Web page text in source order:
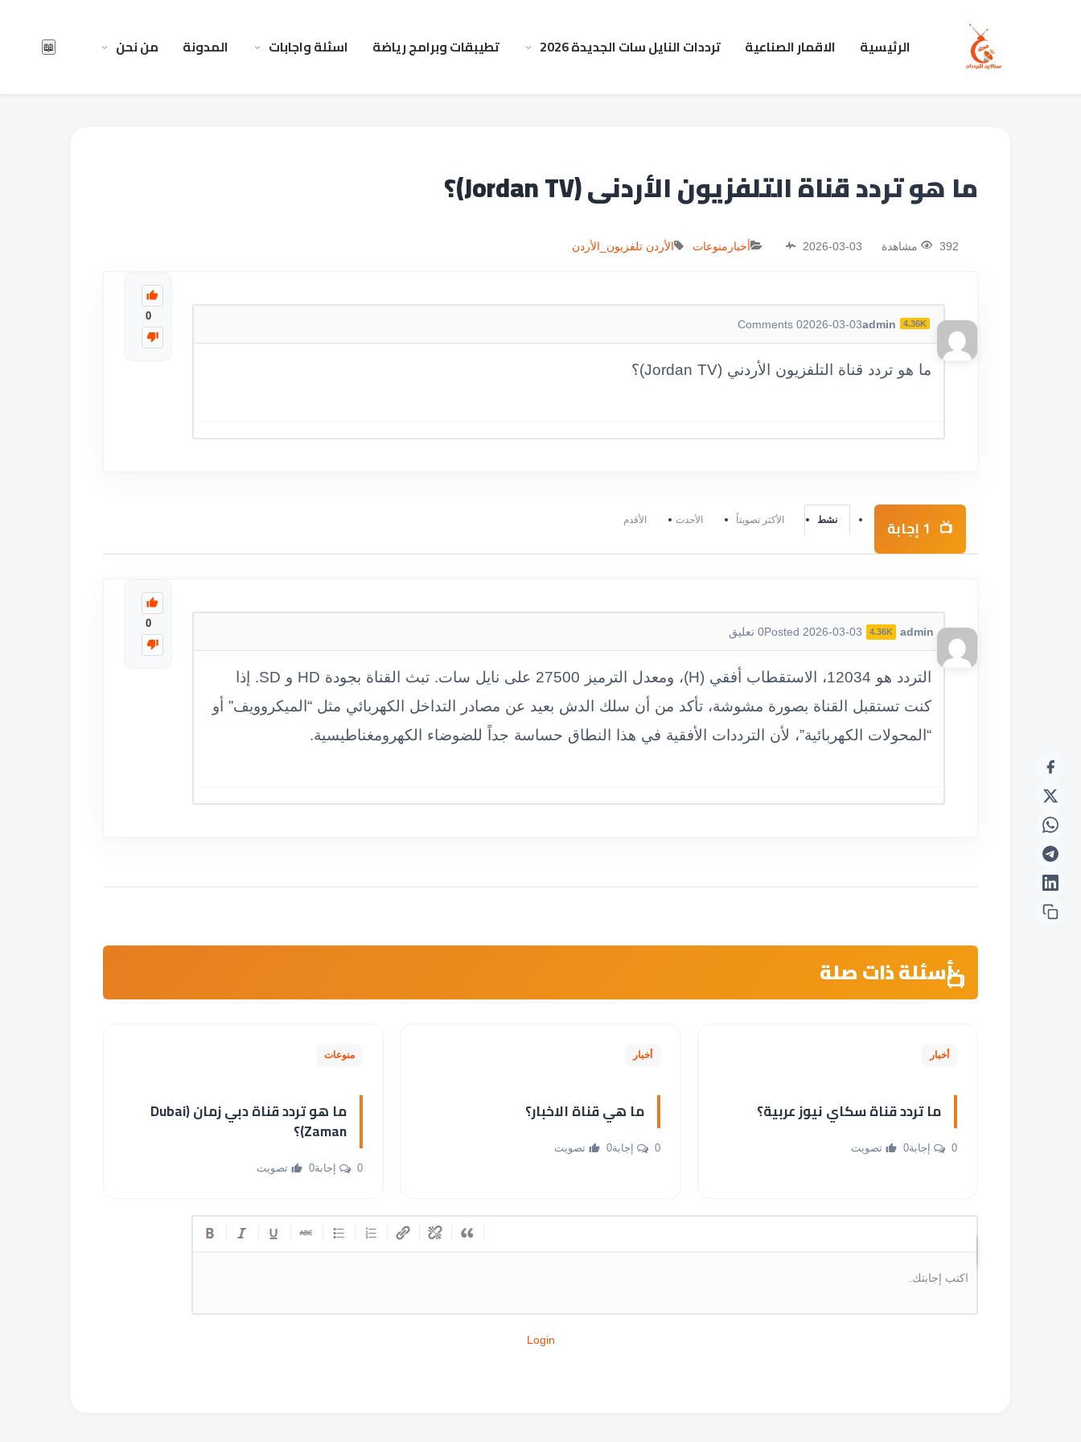
الرئيسية الاقمار الصناعية ترددات النايل سات الجديدة 2026 تطيبقات وبرامج رياضة اسئلة واجابات المدونة من نحن 📖
ما هو تردد قناة التلفزيون الأردني (Jordan TV)؟
392 مشاهدة 2026-03-03 أخبار منوعات الأردن تلفزيون_الأردن
0
admin 4.36K
2026-03-03
0
ما هو تردد قناة التلفزيون الأردني (Jordan TV)؟
1إجابة نشط الأكثر تصويتاً الأحدث الأقدم
0
admin
4.36K
Posted 2026-03-03
0 تعليق
التردد هو 12034، الاستقطاب أفقي (H)، ومعدل الترميز 27500 على نايل سات. تبث القناة بجودة HD و SD. إذا
كنت تستقبل القناة بصورة مشوشة، تأكد من أن سلك الدش بعيد عن مصادر التداخل الكهربائي مثل “الميكروويف” أو
“المحولات الكهربائية”، لأن الترددات الأفقية في هذا النطاق حساسة جداً للضوضاء الكهرومغناطيسية.
أسئلة ذات صلة
أخبار
ما تردد قناة سكاي نيوز عربية؟
0 إجابة 0 تصويت
أخبار
ما هي قناة الاخبار؟
0 إجابة 0 تصويت
منوعات
ما هو تردد قناة دبي زمان (Dubai
Zaman)؟
0 إجابة 0 تصويت
اكتب إجابتك.
Login